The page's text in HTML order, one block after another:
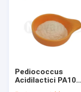
Pediococcus
Acidilactici PA10